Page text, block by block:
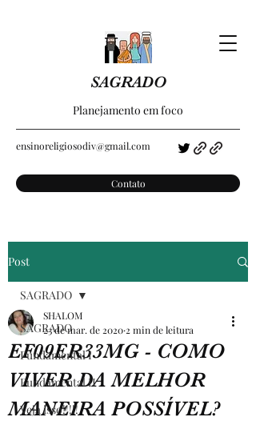
SAGRADO
Planejamento em foco
ensinoreligiosodiv@gmail.com
Contato
Post
SAGRADO
Fundamental I
Fundamental II
Veja isso!!!!!
SAGRADO
EF09ER33MG - COMO
VIVER DA MELHOR
MANEIRA POSSÍVEL?
SHALOM
23 de mar. de 2020 2 min de leitura